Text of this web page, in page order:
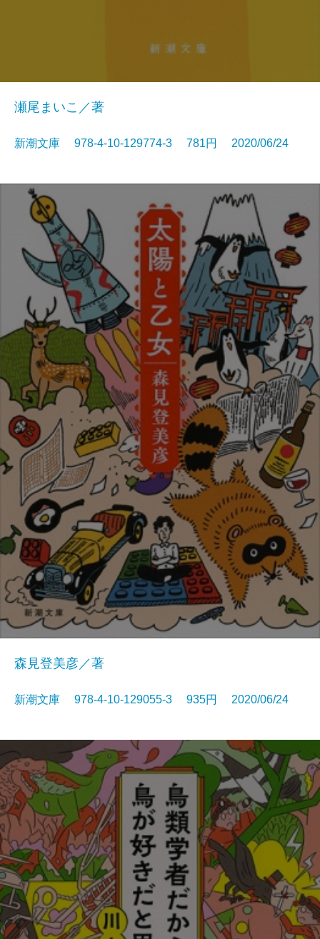
瀬尾まいこ／著
新潮文庫 978-4-10-129774-3 781円 2020/06/24
森見登美彦／著
新潮文庫 978-4-10-129055-3 935円 2020/06/24